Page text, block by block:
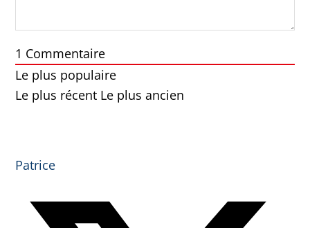
1 Commentaire
Le plus populaire
Le plus récent Le plus ancien
Patrice